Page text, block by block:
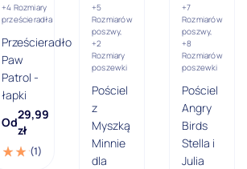
+4 Rozmiary
prześcieradła
Prześcieradło
Paw
Patrol -
łapki
Od
29,99
zł
(1)
+5
Rozmiarów
poszwy,
+2
Rozmiary
poszewki
Pościel
z
Myszką
Minnie
dla
+7
Rozmiarów
poszwy,
+8
Rozmiarów
poszewki
Pościel
Angry
Birds
Stella i
Julia